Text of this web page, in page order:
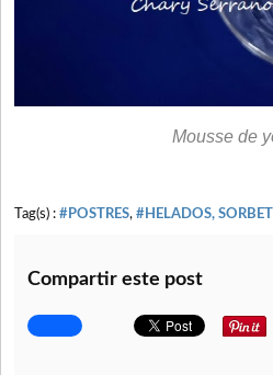
Mousse de
Tag(s) : #POSTRES, #HELADOS,
Compartir este post